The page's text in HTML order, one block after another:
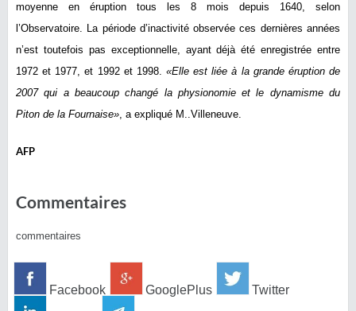
moyenne en éruption tous les 8 mois depuis 1640, selon
l’Observatoire. La période d’inactivité observée ces dernières années
n’est toutefois pas exceptionnelle, ayant déjà été enregistrée entre
1972 et 1977, et 1992 et 1998. «Elle est liée à la grande éruption de
2007 qui a beaucoup changé la physionomie et le dynamisme du
Piton de la Fournaise», a expliqué M..Villeneuve.
AFP
Commentaires
commentaires
Facebook GooglePlus Twitter